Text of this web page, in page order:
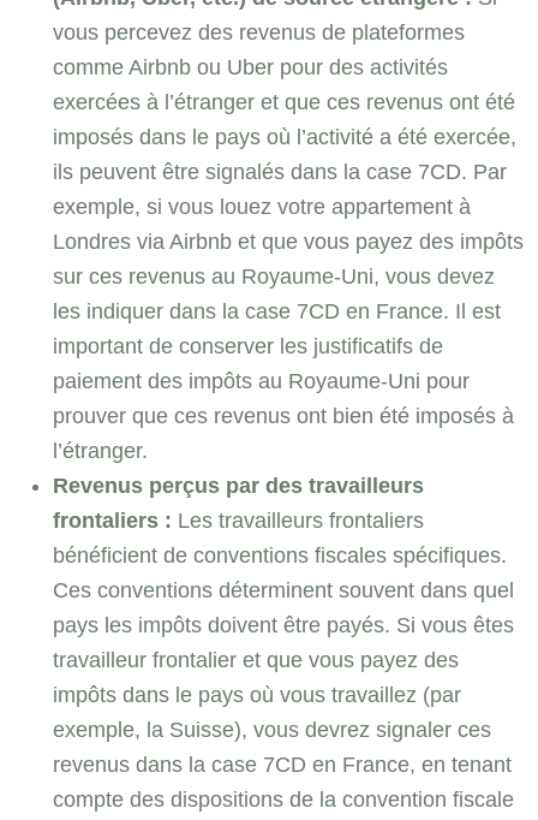
vous percevez des revenus de plateformes
comme Airbnb ou Uber pour des activités
exercées à l’étranger et que ces revenus ont été
imposés dans le pays où l’activité a été exercée,
ils peuvent être signalés dans la case 7CD. Par
exemple, si vous louez votre appartement à
Londres via Airbnb et que vous payez des impôts
sur ces revenus au Royaume-Uni, vous devez
les indiquer dans la case 7CD en France. Il est
important de conserver les justificatifs de
paiement des impôts au Royaume-Uni pour
prouver que ces revenus ont bien été imposés à
l’étranger.
Revenus perçus par des travailleurs
frontaliers : Les travailleurs frontaliers
bénéficient de conventions fiscales spécifiques.
Ces conventions déterminent souvent dans quel
pays les impôts doivent être payés. Si vous êtes
travailleur frontalier et que vous payez des
impôts dans le pays où vous travaillez (par
exemple, la Suisse), vous devrez signaler ces
revenus dans la case 7CD en France, en tenant
compte des dispositions de la convention fiscale